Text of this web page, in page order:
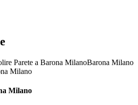
Barona Milano
Milano
Milano